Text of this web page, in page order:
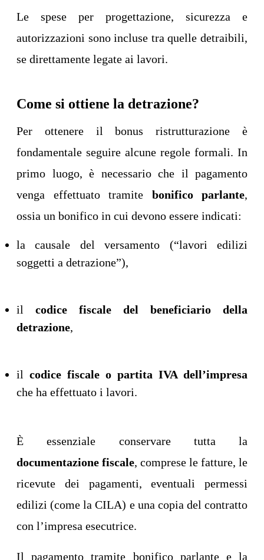
Le spese per progettazione, sicurezza e
autorizzazioni sono incluse tra quelle detraibili,
se direttamente legate ai lavori.
Come si ottiene la detrazione?
Per ottenere il bonus ristrutturazione è
fondamentale seguire alcune regole formali. In
primo luogo, è necessario che il pagamento
venga effettuato tramite bonifico parlante,
ossia un bonifico in cui devono essere indicati:
la causale del versamento (“lavori edilizi
soggetti a detrazione”),
il codice fiscale del beneficiario della
detrazione,
il codice fiscale o partita IVA dell’impresa
che ha effettuato i lavori.
È essenziale conservare tutta la
documentazione fiscale, comprese le fatture, le
ricevute dei pagamenti, eventuali permessi
edilizi (come la CILA) e una copia del contratto
con l’impresa esecutrice.
Il pagamento tramite bonifico parlante e la